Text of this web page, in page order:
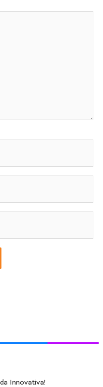
Innovativa!